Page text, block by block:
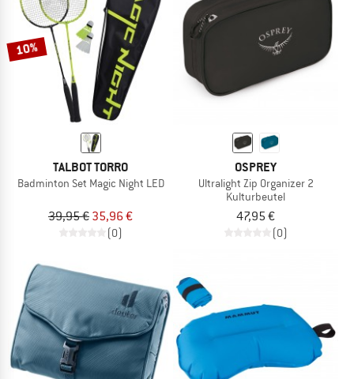
10%
TALBOT TORRO
Badminton Set Magic Night LED
39,95 € 35,96 €
(0)
OSPREY
Ultralight Zip Organizer 2
Kulturbeutel
47,95 €
(0)